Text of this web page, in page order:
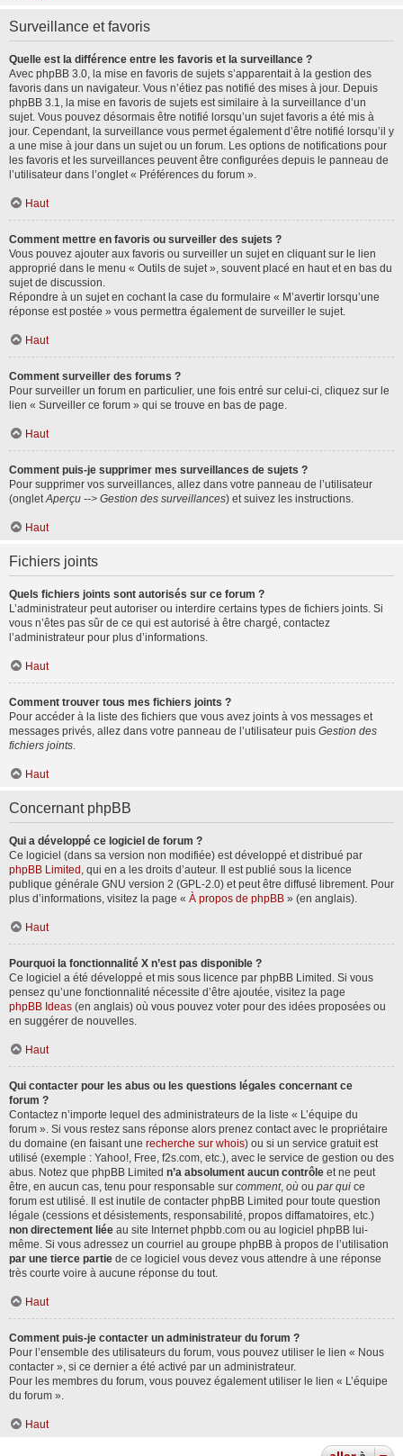
Surveillance et favoris
Quelle est la différence entre les favoris et la surveillance ?
Avec phpBB 3.0, la mise en favoris de sujets s’apparentait à la gestion des
favoris dans un navigateur. Vous n’étiez pas notifié des mises à jour. Depuis
phpBB 3.1, la mise en favoris de sujets est similaire à la surveillance d’un
sujet. Vous pouvez désormais être notifié lorsqu’un sujet favoris a été mis à
jour. Cependant, la surveillance vous permet également d’être notifié lorsqu’il y
a une mise à jour dans un sujet ou un forum. Les options de notifications pour
les favoris et les surveillances peuvent être configurées depuis le panneau de
l’utilisateur dans l’onglet « Préférences du forum ».
Haut
Comment mettre en favoris ou surveiller des sujets ?
Vous pouvez ajouter aux favoris ou surveiller un sujet en cliquant sur le lien
approprié dans le menu « Outils de sujet », souvent placé en haut et en bas du
sujet de discussion.
Répondre à un sujet en cochant la case du formulaire « M’avertir lorsqu’une
réponse est postée » vous permettra également de surveiller le sujet.
Haut
Comment surveiller des forums ?
Pour surveiller un forum en particulier, une fois entré sur celui-ci, cliquez sur le
lien « Surveiller ce forum » qui se trouve en bas de page.
Haut
Comment puis-je supprimer mes surveillances de sujets ?
Pour supprimer vos surveillances, allez dans votre panneau de l’utilisateur
(ongletAperçu --> Gestion des surveillances) et suivez les instructions.
Haut
Fichiers joints
Quels fichiers joints sont autorisés sur ce forum ?
L’administrateur peut autoriser ou interdire certains types de fichiers joints. Si
vous n’êtes pas sûr de ce qui est autorisé à être chargé, contactez
l’administrateur pour plus d’informations.
Haut
Comment trouver tous mes fichiers joints ?
Pour accéder à la liste des fichiers que vous avez joints à vos messages et
messages privés, allez dans votre panneau de l’utilisateur puis Gestion des
fichiers joints.
Haut
Concernant phpBB
Qui a développé ce logiciel de forum ?
Ce logiciel (dans sa version non modifiée) est développé et distribué par
phpBB Limited , qui en a les droits d’auteur. Il est publié sous la licence
publique générale GNU version 2 (GPL-2.0) et peut être diffusé librement. Pour
plus d’informations, visitez la page « À propos de phpBB » (en anglais).
Haut
Pourquoi la fonctionnalité X n’est pas disponible ?
Ce logiciel a été développé et mis sous licence par phpBB Limited. Si vous
pensez qu’une fonctionnalité nécessite d’être ajoutée, visitez la page
phpBB Ideas (en anglais) où vous pouvez voter pour des idées proposées ou
en suggérer de nouvelles.
Haut
Qui contacter pour les abus ou les questions légales concernant ce
forum ?
Contactez n’importe lequel des administrateurs de la liste « L’équipe du
forum ». Si vous restez sans réponse alors prenez contact avec le propriétaire
du domaine (en faisant une recherche sur whois) ou si un service gratuit est
utilisé (exemple : Yahoo!, Free, f2s.com, etc.), avec le service de gestion ou des
abus. Notez que phpBB Limited n’a absolument aucun contrôle et ne peut
être, en aucun cas, tenu pour responsable sur comment, où ou par qui ce
forum est utilisé. Il est inutile de contacter phpBB Limited pour toute question
légale (cessions et désistements, responsabilité, propos diffamatoires, etc.)
non directement liée au site Internet phpbb.com ou au logiciel phpBB lui-
même. Si vous adressez un courriel au groupe phpBB à propos de l’utilisation
par une tierce partie de ce logiciel vous devez vous attendre à une réponse
très courte voire à aucune réponse du tout.
Haut
Comment puis-je contacter un administrateur du forum ?
Pour l’ensemble des utilisateurs du forum, vous pouvez utiliser le lien « Nous
contacter », si ce dernier a été activé par un administrateur.
Pour les membres du forum, vous pouvez également utiliser le lien « L’équipe
du forum ».
Haut